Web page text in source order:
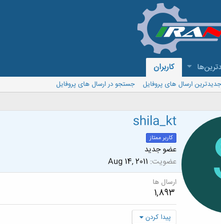
کاربران
جدیدترین ارسال های پروفایل
جستجو در ارسال های پروفایل
shila_kt
کاربر ممتاز
عضو جدید
عضویت Aug 14, 2011
ارسال ها
1,893
پیدا کردن